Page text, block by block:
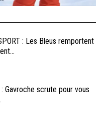
: Les Bleus remportent
Gavroche scrute pour vous